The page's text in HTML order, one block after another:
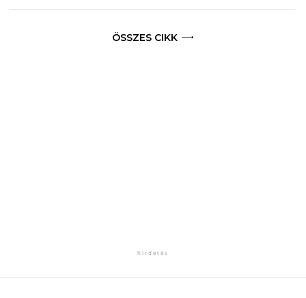
ÖSSZES CIKK